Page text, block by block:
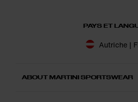
PAYS ET
Autriche |
ABOUT MARTINI SPORTSWEAR